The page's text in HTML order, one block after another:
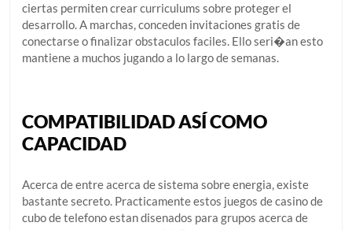
ciertas permiten crear curriculums sobre proteger el
desarrollo. A marchas, conceden invitaciones gratis de
conectarse o finalizar obstaculos faciles. Ello seri�an esto
mantiene a muchos jugando a lo largo de semanas.
COMPATIBILIDAD ASÍ­ COMO
CAPACIDAD
Acerca de entre acerca de sistema sobre energia, existe
bastante secreto. Practicamente estos juegos de casino de
cubo de telefono estan disenados para grupos acerca de